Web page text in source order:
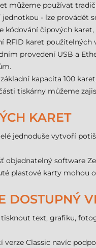
můžeme používat
- lze provádět
kódování čipových
RFID karet použitelných
provedení USB a
kapacita 100
tiskárny můžeme
KARET
jednoduše vytvoří
software
plastové karty mohou
DOSTUPNÝ
text, grafiku,
Classic navíc